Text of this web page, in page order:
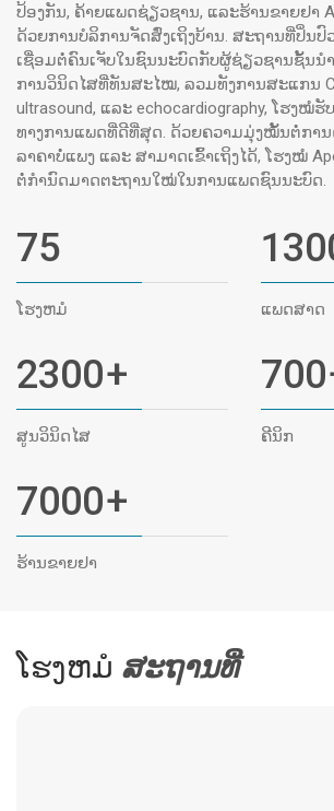
ປ້ອງກັນ, ຄ້າຍແພດຊ່ຽວຊານ, ແລະຮ້ານຂາຍຢາ
ດ້ວຍການບໍລິການຈັດສົ່ງເຖິງບ້ານ. ສະຖານທີ່ປິ່ນປົ
ເຊື່ອມຕໍ່ຄົນເຈັບໃນຊົນນະບົດກັບຜູ້ຊ່ຽວຊານຊັ້ນນ
ການວິນິດໄສທີ່ທັນສະໄໝ, ລວມທັງການສະແກນ
ultrasound, ແລະ echocardiography, ໂຮງໝໍ
ທາງການແພດທີ່ດີທີ່ສຸດ. ດ້ວຍຄວາມມຸ່ງໝັ້ນຕໍ່ກາ
ລາຄາບໍ່ແພງ ແລະ ສາມາດເຂົ້າເຖິງໄດ້, ໂຮງໝໍ
ຕໍ່ກຳນົດມາດຕະຖານໃໝ່ໃນການແພດຊົນນະບົດ.
75
ໂຮງຫມໍ ແພດສາດ
2300+
ສູນວິນິດໄສ
700
ຄີນິກ
7000+
ຮ້ານຂາຍຢາ
ໂຮງຫມໍ ສະ​ຖານ​ທີ່